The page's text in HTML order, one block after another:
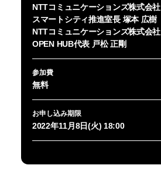
NTTコミュニケーションズ株式会社
スマートシティ推進室長 塚本 広樹
NTTコミュニケーションズ株式会社
OPEN HUB代表 戸松 正剛
参加費
無料
お申し込み期限
2022年11月8日(火) 18:00